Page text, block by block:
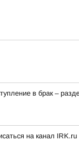
в брак –
на канал IRK.ru